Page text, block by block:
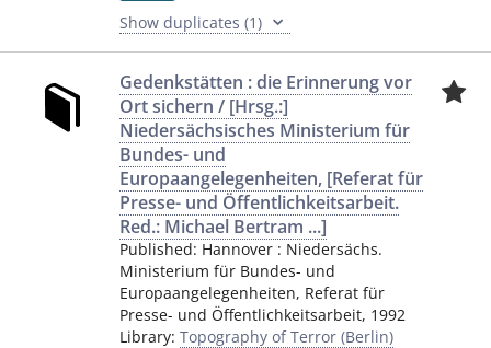
Show duplicates (1)
Gedenkstätten : die Erinnerung vor
Ort sichern / [Hrsg.:]
Niedersächsisches Ministerium für
Bundes- und
Europaangelegenheiten, [Referat für
Presse- und Öffentlichkeitsarbeit.
Red.: Michael Bertram ...]
Published: Hannover : Niedersächs.
Ministerium für Bundes- und
Europaangelegenheiten, Referat für
Presse- und Öffentlichkeitsarbeit, 1992
Library: Topography of Terror (Berlin)